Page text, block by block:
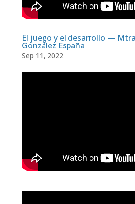
El juego y el desarrollo —
González España
Sep 11, 2022